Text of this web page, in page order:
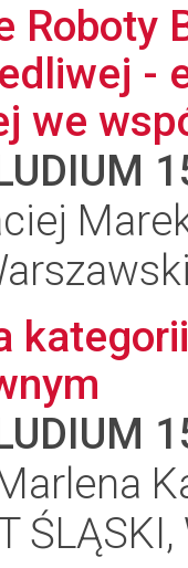
Roboty
-
we